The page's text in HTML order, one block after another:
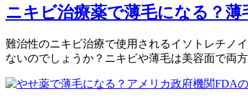
ニキビ治療薬で薄毛になる？薄
難治性のニキビ治療で使用されるイソトレチノ
ないのでしょうか？ニキビや薄毛は美容面で両